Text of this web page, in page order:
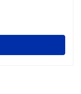
安装12个热插拔
Hub连接4